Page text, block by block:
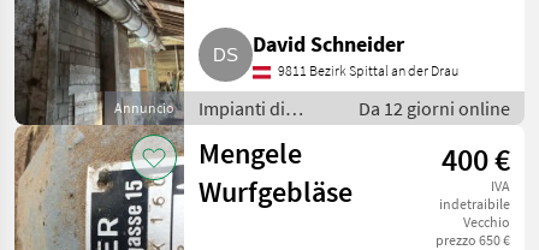
Epple
MARKETPLACE
Marketplace
Offerte dei
rivenditori
Annunci
Annuncio
David Schneider
9811 Bezirk Spittal an der Drau
Impianti di
movimentazione
e trasporto /
Soffiatori
Da 12 giorni online
Mengele
Wurfgebläse
400 €
IVA
indetraibile
Vecchio
prezzo 650 €